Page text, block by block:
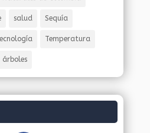
salud Sequía
Temperatura
árboles